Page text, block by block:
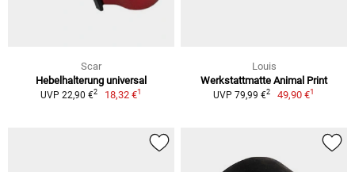
Scar
Hebelhalterung universal
UVP 22,90 €2 18,32 €1
Louis
Werkstattmatte Animal Print
UVP 79,99 €2 49,90 €1